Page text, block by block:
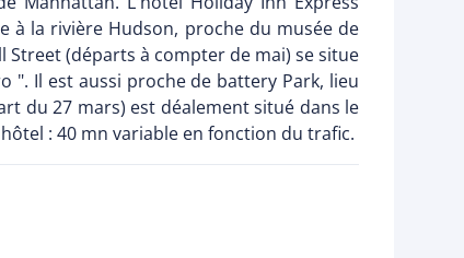
à la rivière Hudson, proche du musée de
Street (départs à compter de mai) se situe
". Il est aussi proche de battery Park, lieu
du 27 mars) est déalement situé dans le
: 40 mn variable en fonction du trafic.